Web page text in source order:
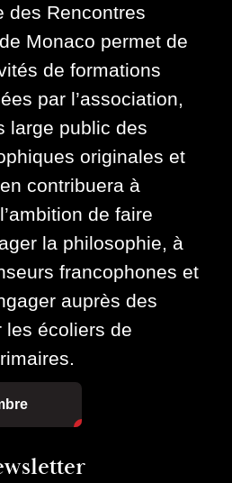
des Rencontres
Monaco permet de
de formations
par l’association,
large public des
originales et
contribuera à
de faire
la philosophie, à
francophones et
auprès des
les écoliers de